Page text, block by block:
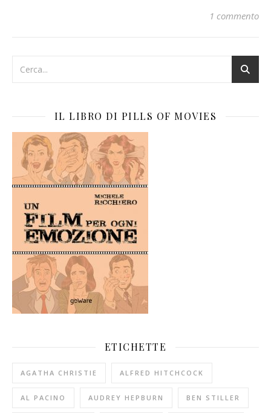
1 commento
IL LIBRO DI PILLS OF MOVIES
ETICHETTE
AGATHA CHRISTIE ALFRED HITCHCOCK
AL PACINO AUDREY HEPBURN BEN STILLER